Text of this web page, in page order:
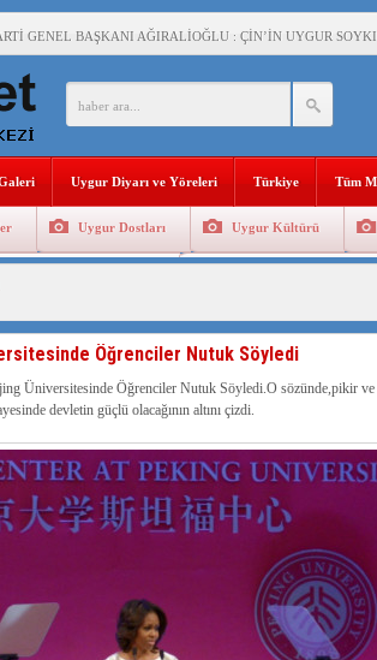
GENEL BAŞKANI AĞIRALİOĞLU : ÇİN’İN UYGUR
TÜRKİSTAN’DAKİ UYGULAMALARI SİSTEMATİK
BAŞKANI DOÇ.DR.KAAN : DOĞU TÜRKİSTAN
YARAMIZ : ÇİN İŞGALİNDEKİ DOĞU TÜRKİSTAN
POLİTİKALARINI ÖVEN DİYANET AKADEMİSİ
BÜYÜKELÇİSİ JİANG’İN TRABZON ZİYARETİ
“FETİHLER SULTANI MEHMET”DİZİSİNE GARİP
TÜRKİSTAN’DA EN AZ 143 BİN UYGUR ÇOCUĞU
Uygur Diyarı ve Yöreleri Türkiye Tüm
Uygur Dostları Uygur Kültürü
Öğrenciler Nutuk Söyledi
Üniversitesinde Öğrenciler Nutuk Söyledi.O sözünde,pikir
devletin güçlü olacağının altını çizdi.